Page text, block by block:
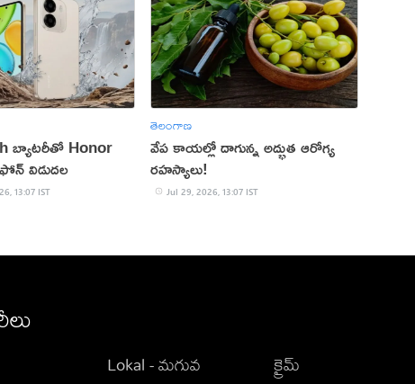
బ్యాటరీతో Honor
విడుదల
13:07 IST
తెలంగాణ
వేప కాయల్లో దాగున్న అద్భుత ఆరోగ్య
రహస్యాలు!
Jul 29, 2026, 13:07 IST
Lokal - మగువ
క్రైమ్